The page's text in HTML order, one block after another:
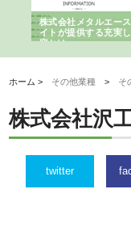
株式会社メタルエースの
イトが提供する充実した
容とは
ホーム > その他業種 > そ
株式会社沢
twitter